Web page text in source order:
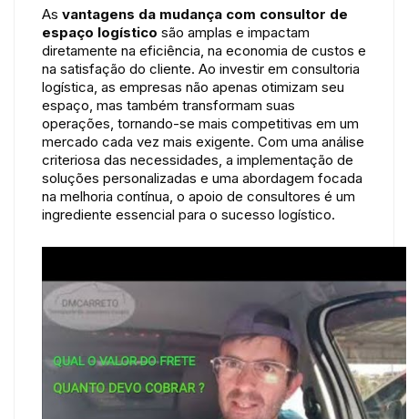
As vantagens da mudança com consultor de
espaço logístico são amplas e impactam
diretamente na eficiência, na economia de custos e
na satisfação do cliente. Ao investir em consultoria
logística, as empresas não apenas otimizam seu
espaço, mas também transformam suas
operações, tornando-se mais competitivas em um
mercado cada vez mais exigente. Com uma análise
criteriosa das necessidades, a implementação de
soluções personalizadas e uma abordagem focada
na melhoria contínua, o apoio de consultores é um
ingrediente essencial para o sucesso logístico.